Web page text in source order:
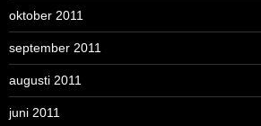
oktober 2011
september 2011
augusti 2011
juni 2011